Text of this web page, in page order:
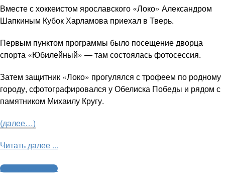
Вместе с хоккеистом ярославского «Локо» Александром
Шапкиным Кубок Харламова приехал в Тверь.
Первым пунктом программы было посещение дворца
спорта «Юбилейный» — там состоялась фотосессия.
Затем защитник «Локо» прогулялся с трофеем по родному
городу, сфотографировался у Обелиска Победы и рядом с
памятником Михаилу Кругу.
(далее…)
Читать далее ...
Молодежный хоккей